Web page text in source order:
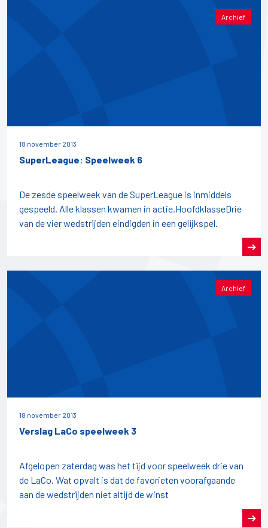
Archief
18 november 2013
SuperLeague: Speelweek 6
De zesde speelweek van de SuperLeague is inmiddels
gespeeld. Alle klassen kwamen in actie.HoofdklasseDrie
van de vier wedstrijden eindigden in een gelijkspel.
Archief
18 november 2013
Verslag LaCo speelweek 3
Afgelopen zaterdag was het tijd voor speelweek drie van
de LaCo. Wat opvalt is dat de favorieten voorafgaande
aan de wedstrijden niet altijd de winst